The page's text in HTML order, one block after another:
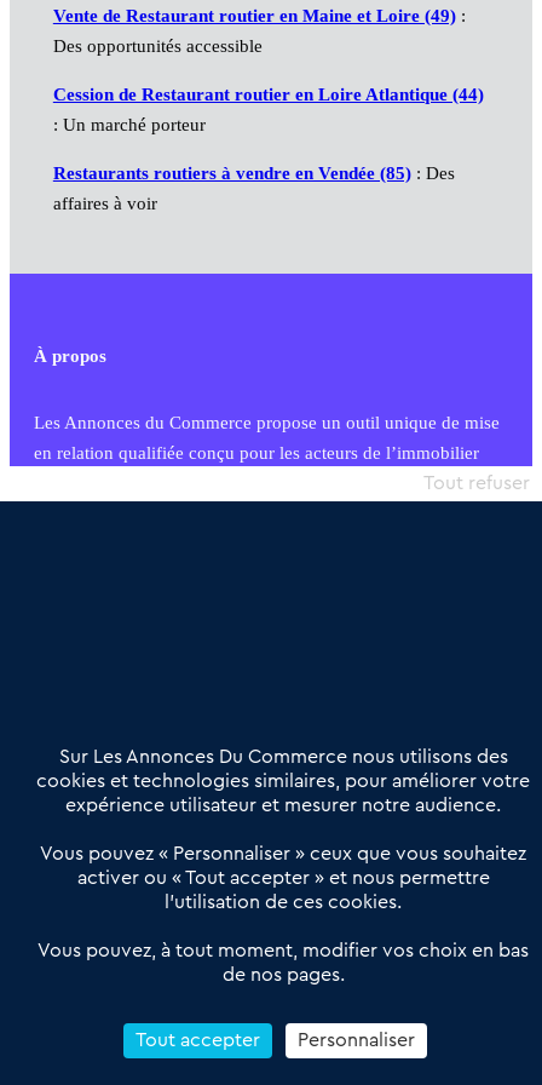
Vente de Restaurant routier en Maine et Loire (49):
Des opportunités accessible
Cession de Restaurant routier en Loire Atlantique (44)
: Un marché porteur
Restaurants routiers à vendre en Vendée (85): Des
affaires à voir
À propos
Les Annonces du Commerce propose un outil unique de mise
en relation qualifiée conçu pour les acteurs de l’immobilier
commercial et les collectivités territoriales, simple et intégrant
Offres Pro
Actualités
Qui sommes nous ?
Derniers articles
Réseau 3C : un partenaire national dédié aux transactions
Petitscommerces : Un partenariat au service du commerce de
proximité et des territoires
Reprendre un Restaurant Rapide
Sur Les Annonces Du Commerce nous utilisons des
cookies et technologies similaires, pour améliorer votre
expérience utilisateur et mesurer notre audience.
Vous pouvez « Personnaliser » ceux que vous souhaitez
activer ou « Tout accepter » et nous permettre
l’utilisation de ces cookies.
Vous pouvez, à tout moment, modifier vos choix en bas
de nos pages.
Tout accepter
Tout refuser
Personnaliser